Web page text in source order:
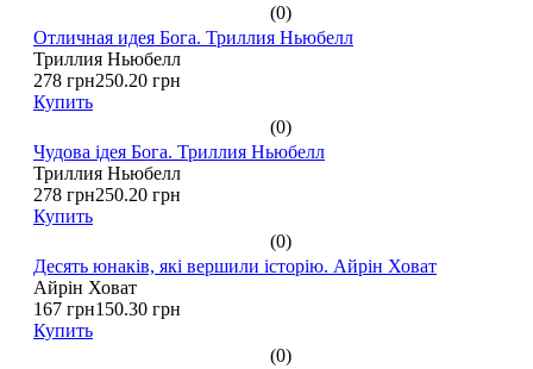
(0)
Отличная идея Бога. Триллия Ньюбелл
Триллия Ньюбелл
278 грн250.20 грн
Купить
(0)
Чудова ідея Бога. Триллия Ньюбелл
Триллия Ньюбелл
278 грн250.20 грн
Купить
(0)
Десять юнаків, які вершили історію. Айрін Ховат
Айрін Ховат
167 грн150.30 грн
Купить
(0)